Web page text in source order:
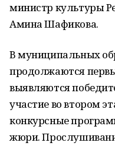
министр культуры
Амина Шафикова.
В муниципальных
продолжаются
выявляются
участие во втором
конкурсные
жюри.